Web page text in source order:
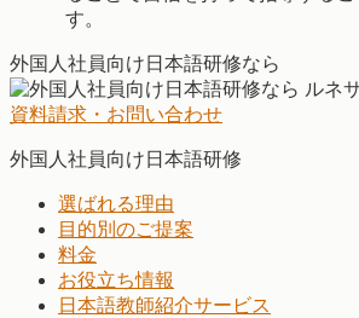
す。
外国人社員向け日本語研修なら
資料請求・お問い合わせ
外国人社員向け日本語研修
選ばれる理由
目的別のご提案
料金
お役立ち情報
日本語教師紹介サービス